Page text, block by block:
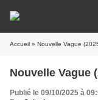
Accueil » Nouvelle Vague
Nouvelle Vague
Publié le 09/10/2025 à